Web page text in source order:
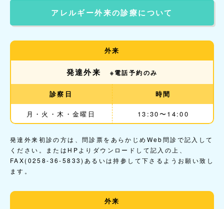
アレルギー外来の診療について
外来
発達外来 ※電話予約のみ
診察日 時間
月・火・木・金曜日 13:30〜14:00
発達外来初診の方は、問診票をあらかじめWeb問診で記入して
ください。またはHPよりダウンロードして記入の上、
FAX(0258-36-5833)あるいは持参して下さるようお願い致し
ます。
外来